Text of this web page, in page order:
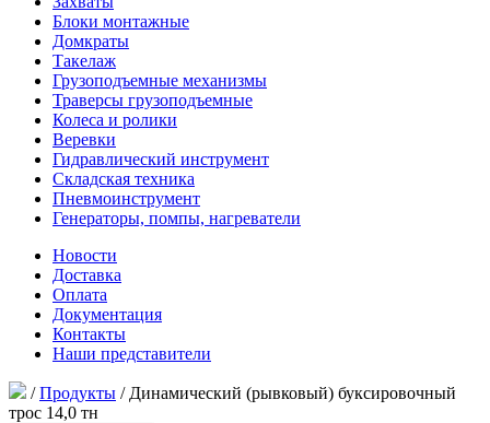
Блоки монтажные
Домкраты
Такелаж
Грузоподъемные механизмы
Траверсы грузоподъемные
Колеса и ролики
Веревки
Гидравлический инструмент
Складская техника
Пневмоинструмент
Генераторы, помпы, нагреватели
Новости
Доставка
Оплата
Документация
Контакты
Наши представители
/Продукты / Динамический (рывковый) буксировочный
трос 14,0 тн